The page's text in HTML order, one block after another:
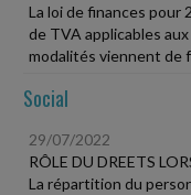
La loi de finances pour
de TVA applicables
modalités viennent de
Social
29/07/2022
RÔLE DU DREETS
La répartition du